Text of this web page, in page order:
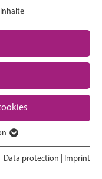
bebé
Inicio
Partner
Funktionen der
dass die Webseite
Data protection Imprint